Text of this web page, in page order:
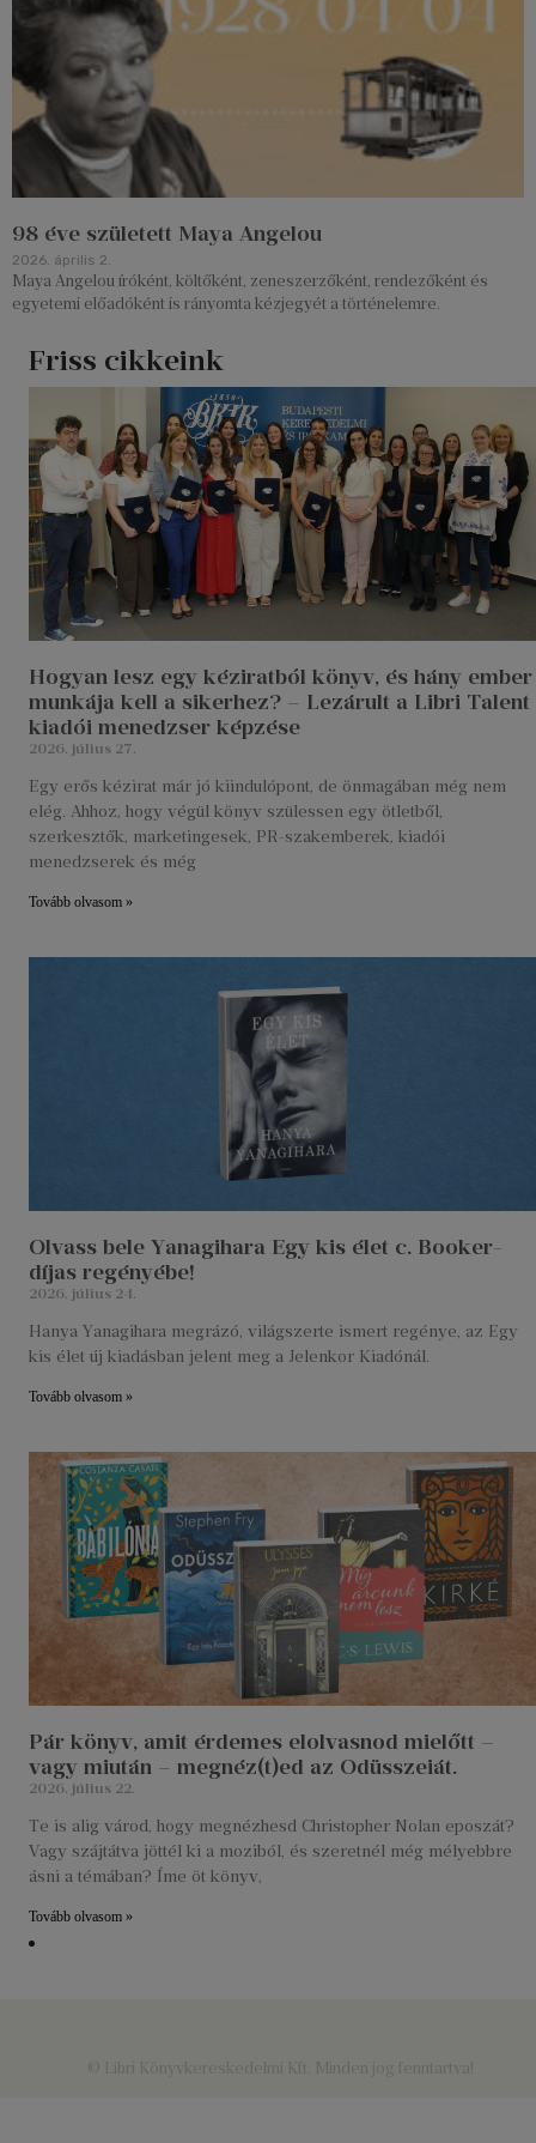
98 éve született Maya Angelou
2026. április 2.
Maya Angelou íróként, költőként, zeneszerzőként, rendezőként és
egyetemi előadóként is rányomta kézjegyét a történelemre.
Friss cikkeink
Hogyan lesz egy kéziratból könyv, és hány ember
munkája kell a sikerhez? – Lezárult a Libri Talent
kiadói menedzser képzése
2026. július 27.
Egy erős kézirat már jó kiindulópont, de önmagában még nem
elég. Ahhoz, hogy végül könyv szülessen egy ötletből,
szerkesztők, marketingesek, PR-szakemberek, kiadói
menedzserek és még
Tovább olvasom »
Olvass bele Yanagihara Egy kis élet c. Booker-
díjas regényébe!
2026. július 24.
Hanya Yanagihara megrázó, világszerte ismert regénye, az Egy
kis élet új kiadásban jelent meg a Jelenkor Kiadónál.
Tovább olvasom »
Pár könyv, amit érdemes elolvasnod mielőtt –
vagy miután – megnéz(t)ed az Odüsszeiát.
2026. július 22.
Te is alig várod, hogy megnézhesd Christopher Nolan eposzát?
Vagy szájtátva jöttél ki a moziból, és szeretnél még mélyebbre
ásni a témában? Íme öt könyv,
Tovább olvasom »